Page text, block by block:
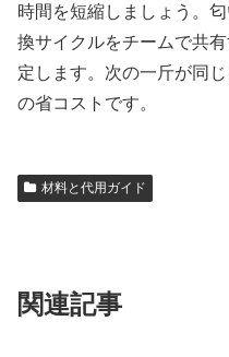
時間を短縮しましょう。
換サイクルをチームで共
定します。次の一斤が同
の省コストです。
材料と代用ガイド
関連記事